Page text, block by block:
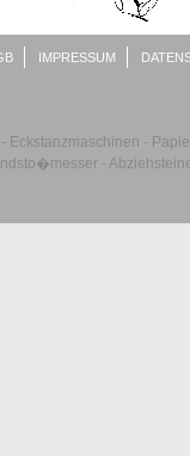
IMPRESSUM
Eckstanzmaschinen -
-